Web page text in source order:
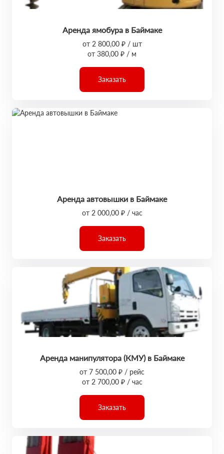
Аренда ямобура в Баймаке
от 2 800,00 ₽ / шт
от 380,00 ₽ / м
Заказать
Аренда автовышки в Баймаке
от 2 000,00 ₽ / час
Заказать
Аренда манипулятора (КМУ) в Баймаке
от 7 500,00 ₽ / рейс
от 2 700,00 ₽ / час
Заказать